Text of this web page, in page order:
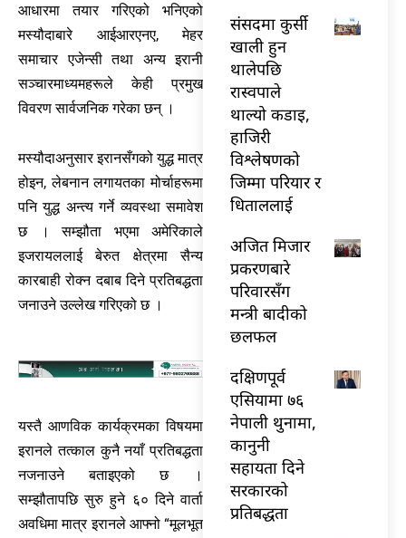
आधारमा तयार गरिएको भनिएको
मस्यौदाबारे आईआरएनए, मेहर
समाचार एजेन्सी तथा अन्य इरानी
सञ्चारमाध्यमहरूले केही प्रमुख
विवरण सार्वजनिक गरेका छन् ।
मस्यौदाअनुसार इरानसँगको युद्ध मात्र
होइन, लेबनान लगायतका मोर्चाहरूमा
पनि युद्ध अन्त्य गर्ने व्यवस्था समावेश
छ । सम्झौता भएमा अमेरिकाले
इजरायललाई बेरुत क्षेत्रमा सैन्य
कारबाही रोक्न दबाब दिने प्रतिबद्धता
जनाउने उल्लेख गरिएको छ ।
यस्तै आणविक कार्यक्रमका विषयमा
इरानले तत्काल कुनै नयाँ प्रतिबद्धता
नजनाउने बताइएको छ ।
सम्झौतापछि सुरु हुने ६० दिने वार्ता
अवधिमा मात्र इरानले आफ्नो “मूलभूत
संसदमा कुर्सी
खाली हुन
थालेपछि
रास्वपाले
थाल्यो कडाइ,
हाजिरी
विश्लेषणको
जिम्मा परियार र
धिताललाई
अजित मिजार
प्रकरणबारे
परिवारसँग
मन्त्री बादीको
छलफल
दक्षिणपूर्व
एसियामा ७६
नेपाली थुनामा,
कानुनी
सहायता दिने
सरकारको
प्रतिबद्धता